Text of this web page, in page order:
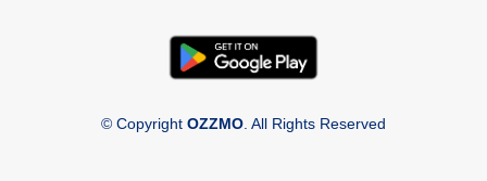
© Copyright OZZMO . All Rights Reserved